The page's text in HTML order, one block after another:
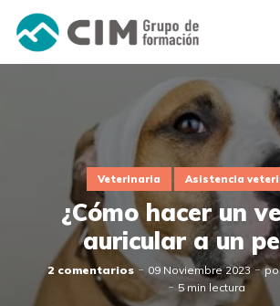
Veterinaria Asistencia
¿Cómo hacer un
auricular a un
2 comentarios 09 Noviembre 2023
5 min lectura